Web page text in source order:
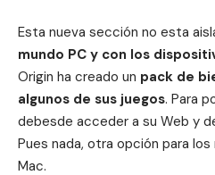
Esta nueva sección no esta
mundo PC y con los
Origin ha creado un pack de
algunos de sus juegos. Para
debesde acceder a su Web y
Pues nada, otra opción para
Mac.